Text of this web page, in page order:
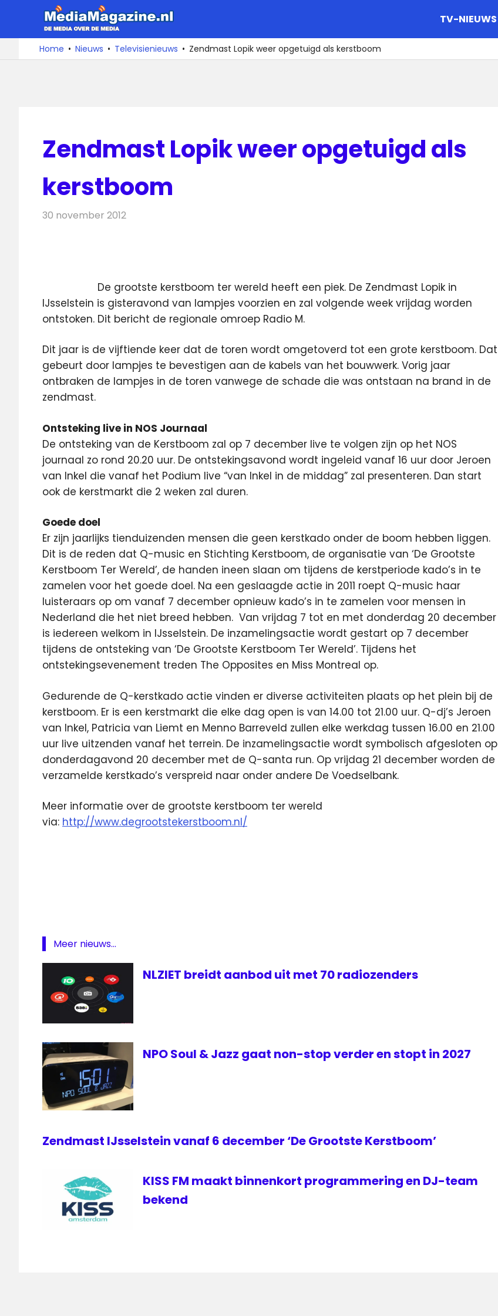
de
De
media
over
TV-NIEUWS
Home Nieuws Televisienieuws Zendmast Lopik weer opgetuigd als kerstboom
Zendmast Lopik weer opgetuigd als
kerstboom
30 november 2012
De grootste kerstboom ter wereld heeft een piek. De Zendmast Lopik in
IJsselstein is gisteravond van lampjes voorzien en zal volgende week vrijdag worden
ontstoken. Dit bericht de regionale omroep Radio M.
Dit jaar is de vijftiende keer dat de toren wordt omgetoverd tot een grote kerstboom. Dat
gebeurt door lampjes te bevestigen aan de kabels van het bouwwerk. Vorig jaar
ontbraken de lampjes in de toren vanwege de schade die was ontstaan na brand in de
zendmast.
Ontsteking live in NOS Journaal
De ontsteking van de Kerstboom zal op 7 december live te volgen zijn op het NOS
journaal zo rond 20.20 uur. De ontstekingsavond wordt ingeleid vanaf 16 uur door Jeroen
van Inkel die vanaf het Podium live “van Inkel in de middag” zal presenteren. Dan start
ook de kerstmarkt die 2 weken zal duren.
Goede doel
Er zijn jaarlijks tienduizenden mensen die geen kerstkado onder de boom hebben liggen.
Dit is de reden dat Q-music en Stichting Kerstboom, de organisatie van ‘De Grootste
Kerstboom Ter Wereld’, de handen ineen slaan om tijdens de kerstperiode kado’s in te
zamelen voor het goede doel. Na een geslaagde actie in 2011 roept Q-music haar
luisteraars op om vanaf 7 december opnieuw kado’s in te zamelen voor mensen in
Nederland die het niet breed hebben. Van vrijdag 7 tot en met donderdag 20 december
is iedereen welkom in IJsselstein. De inzamelingsactie wordt gestart op 7 december
tijdens de ontsteking van ‘De Grootste Kerstboom Ter Wereld’. Tijdens het
ontstekingsevenement treden The Opposites en Miss Montreal op.
Gedurende de Q-kerstkado actie vinden er diverse activiteiten plaats op het plein bij de
kerstboom. Er is een kerstmarkt die elke dag open is van 14.00 tot 21.00 uur. Q-dj’s Jeroen
van Inkel, Patricia van Liemt en Menno Barreveld zullen elke werkdag tussen 16.00 en 21.00
uur live uitzenden vanaf het terrein. De inzamelingsactie wordt symbolisch afgesloten op
donderdagavond 20 december met de Q-santa run. Op vrijdag 21 december worden de
verzamelde kerstkado’s verspreid naar onder andere De Voedselbank.
Meer informatie over de grootste kerstboom ter wereld
via: http://www.degrootstekerstboom.nl/
Q-
zendmast
Meer nieuws...
NLZIET breidt aanbod uit met 70 radiozenders
NPO Soul & Jazz gaat non-stop verder en stopt in 2027
Zendmast IJsselstein vanaf 6 december ‘De Grootste Kerstboom’
KISS FM maakt binnenkort programmering en DJ-team
bekend